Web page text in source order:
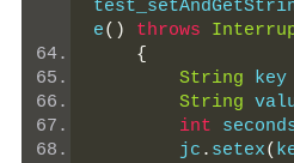
e() throws
{
String key
String
int
        jc
. setex(